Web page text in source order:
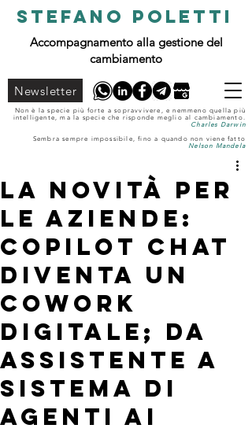
STEFANO POLETTI
Accompagnamento alla gestione del
cambiamento
Newsletter
Non è la specie più forte a sopravvivere, e nemmeno quella più
intelligente, ma la specie che risponde meglio al cambiamento.
Charles Darwin
Sembra sempre impossibile, fino a quando non viene fatto
Nelson Mandela
La novità per
le aziende:
Copilot Chat
diventa un
cowork
digitale; da
assistente a
sistema di
agenti AI